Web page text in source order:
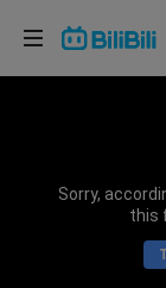
Sorry,
this
Lựa chọn
Bahasa Indonesia